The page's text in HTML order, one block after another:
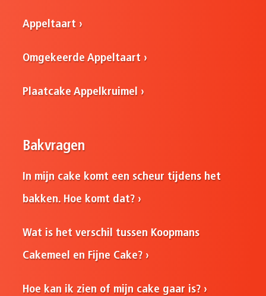
Appeltaart
Omgekeerde Appeltaart
Plaatcake Appelkruimel
Bakvragen
In mijn cake komt een scheur tijdens het
bakken. Hoe komt dat?
Wat is het verschil tussen Koopmans
Cakemeel en Fijne Cake?
Hoe kan ik zien of mijn cake gaar is?